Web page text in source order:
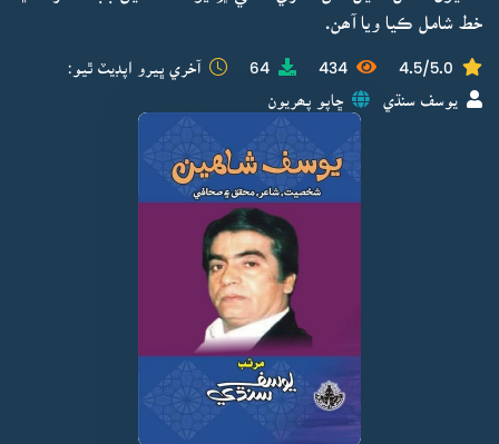
خط شامل ڪيا ويا آھن.
4.5/5.0
434
64 آخري ڀيرو اپڊيٽ ٿيو:
يوسف سنڌي ڇاپو پھريون